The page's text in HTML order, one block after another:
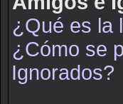
¿Qué es la
¿Cómo se
Ignorados?